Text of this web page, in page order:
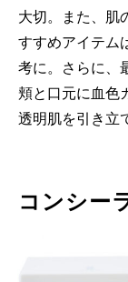
大切。また、肌
すすめアイテム
考に。さらに、
頬と口元に血色
透明肌を引き立
コンシー